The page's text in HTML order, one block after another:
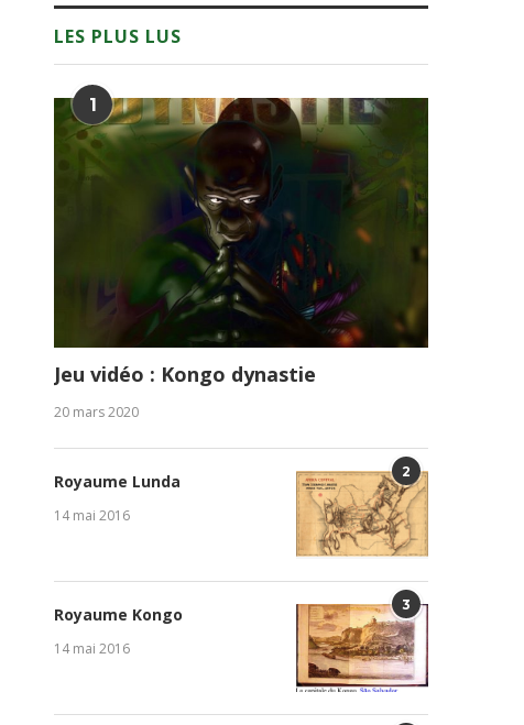
LES PLUS LUS
1
Jeu vidéo : Kongo dynastie
20 mars 2020
2
Royaume Lunda
14 mai 2016
3
Royaume Kongo
14 mai 2016